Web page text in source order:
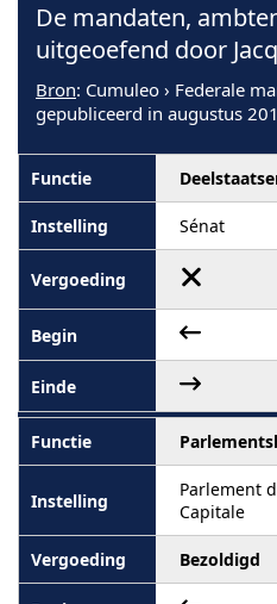
De mandaten,
uitgeoefend door
Bron: Cumuleo › Federale
gepubliceerd in augustus
Sénat
Parlement
Capitale
Bezoldigd